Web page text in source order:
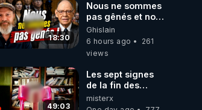
18:30
Nous ne sommes
pas gênés et nous
n’avons pas
besoin de nous
excuser ! #jw
#collegecentral
Ghislain
6 hours ago
261
views
49:03
Les sept signes
de la fin des
temps selon
l’intervenant
misterx